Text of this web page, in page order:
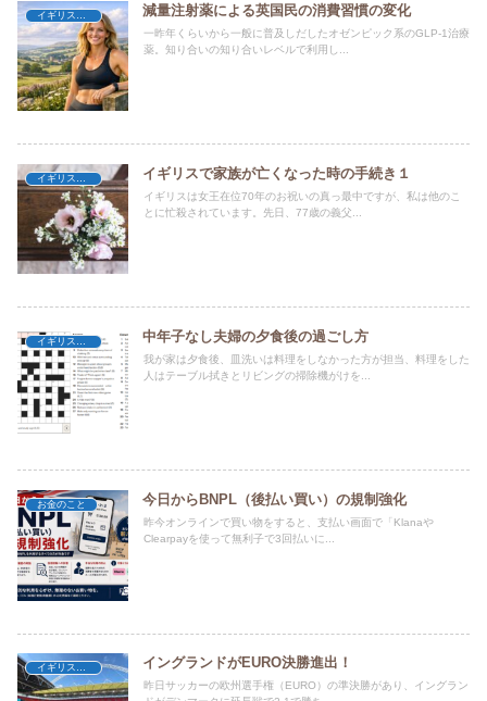
減量注射薬による英国民の消費習慣の変化
一昨年くらいから一般に普及しだしたオゼンピック系のGLP-1治療
薬。知り合いの知り合いレベルで利用し...
イギリス暮らし イギリスで家族が亡くなった時の手続き１
イギリスは女王在位70年のお祝いの真っ最中ですが、私は他のこ
とに忙殺されています。先日、77歳の義父...
イギリス暮らし 中年子なし夫婦の夕食後の過ごし方
我が家は夕食後、皿洗いは料理をしなかった方が担当、料理をした
人はテーブル拭きとリビングの掃除機がけを...
お金のこと 今日からBNPL（後払い買い）の規制強化
昨今オンラインで買い物をすると、支払い画面で「Klanaや
Clearpayを使って無利子で3回払いに...
イギリス暮らし イングランドがEURO決勝進出！
昨日サッカーの欧州選手権（EURO）の準決勝があり、イングラン